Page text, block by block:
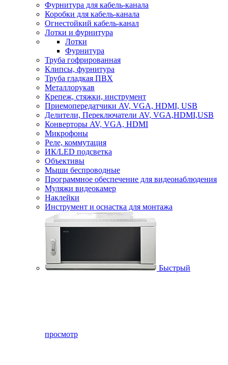
Фурнитура для кабель-канала
Коробки для кабель-канала
Огнестойкий кабель-канал
Лотки и фурнитура
Лотки
Фурнитура
Труба гофрированная
Клипсы, фурнитура
Труба гладкая ПВХ
Металлорукав
Крепеж, стяжки, инструмент
Приемопередатчики AV, VGA, HDMI, USB
Делители, Переключатели AV, VGA,HDMI,USB
Конверторы AV, VGA, HDMI
Микрофоны
Реле, коммутация
ИК/LED подсветка
Объективы
Мыши беспроводные
Программное обеспечение для видеонаблюдения
Муляжи видеокамер
Наклейки
Инструмент и оснастка для монтажа
Быстрый
просмотр